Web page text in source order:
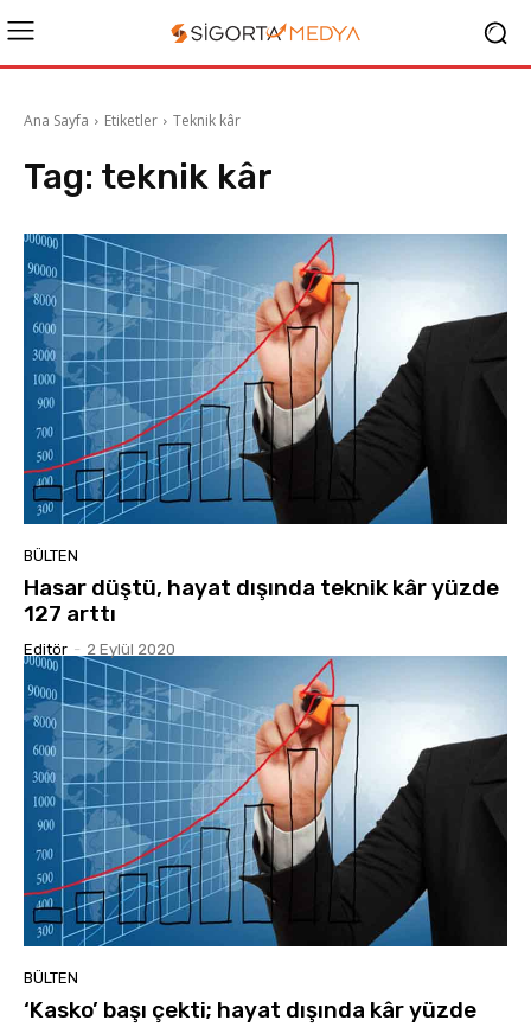
Ana Sayfa Etiketler Teknik kâr
Tag: teknik kâr
BÜLTEN
Hasar düştü, hayat dışında teknik kâr yüzde
127 arttı
Editör - 2 Eylül 2020
BÜLTEN
‘Kasko’ başı çekti; hayat dışında kâr yüzde